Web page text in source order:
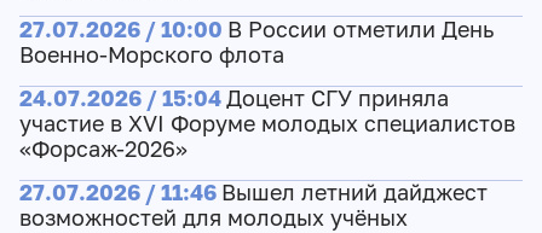
27.07.2026 / 10:00 В России отметили День
Военно-Морского флота
24.07.2026 / 15:04Доцент СГУ приняла
участие в XVI Форуме молодых специалистов
«Форсаж-2026»
27.07.2026 / 11:46 Вышел летний дайджест
возможностей для молодых учёных